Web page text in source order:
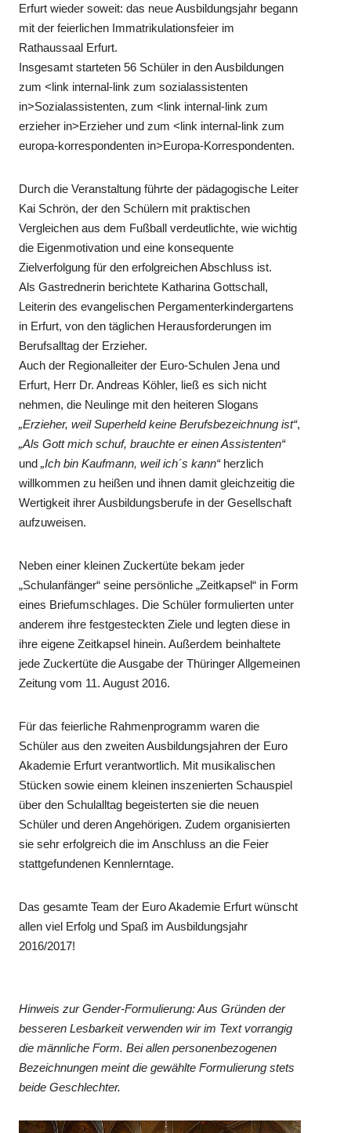
Erfurt wieder soweit: das neue Ausbildungsjahr begann
mit der feierlichen Immatrikulationsfeier im
Rathaussaal Erfurt.
Insgesamt starteten 56 Schüler in den Ausbildungen
zum <link internal-link zum sozialassistenten
in>Sozialassistenten, zum <link internal-link zum
erzieher in>Erzieher und zum <link internal-link zum
europa-korrespondenten in>Europa-Korrespondenten.
Durch die Veranstaltung führte der pädagogische Leiter
Kai Schrön, der den Schülern mit praktischen
Vergleichen aus dem Fußball verdeutlichte, wie wichtig
die Eigenmotivation und eine konsequente
Zielverfolgung für den erfolgreichen Abschluss ist.
Als Gastrednerin berichtete Katharina Gottschall,
Leiterin des evangelischen Pergamenterkindergartens
in Erfurt, von den täglichen Herausforderungen im
Berufsalltag der Erzieher.
Auch der Regionalleiter der Euro-Schulen Jena und
Erfurt, Herr Dr. Andreas Köhler, ließ es sich nicht
nehmen, die Neulinge mit den heiteren Slogans
„Erzieher, weil Superheld keine Berufsbezeichnung ist“,
„Als Gott mich schuf, brauchte er einen Assistenten“
und„Ich bin Kaufmann, weil ich´s kann“herzlich
willkommen zu heißen und ihnen damit gleichzeitig die
Wertigkeit ihrer Ausbildungsberufe in der Gesellschaft
aufzuweisen.
Neben einer kleinen Zuckertüte bekam jeder
„Schulanfänger“ seine persönliche „Zeitkapsel“ in Form
eines Briefumschlages. Die Schüler formulierten unter
anderem ihre festgesteckten Ziele und legten diese in
ihre eigene Zeitkapsel hinein. Außerdem beinhaltete
jede Zuckertüte die Ausgabe der Thüringer Allgemeinen
Zeitung vom 11. August 2016.
Für das feierliche Rahmenprogramm waren die
Schüler aus den zweiten Ausbildungsjahren der Euro
Akademie Erfurt verantwortlich. Mit musikalischen
Stücken sowie einem kleinen inszenierten Schauspiel
über den Schulalltag begeisterten sie die neuen
Schüler und deren Angehörigen. Zudem organisierten
sie sehr erfolgreich die im Anschluss an die Feier
stattgefundenen Kennlerntage.
Das gesamte Team der Euro Akademie Erfurt wünscht
allen viel Erfolg und Spaß im Ausbildungsjahr
2016/2017!
Hinweis zur Gender-Formulierung: Aus Gründen der
besseren Lesbarkeit verwenden wir im Text vorrangig
die männliche Form. Bei allen personenbezogenen
Bezeichnungen meint die gewählte Formulierung stets
beide Geschlechter.